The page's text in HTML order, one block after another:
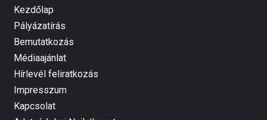
Kezdőlap
Pályázatírás
Bemutatkozás
Médiaajánlat
Hírlevél feliratkozás
Impresszum
Kapcsolat